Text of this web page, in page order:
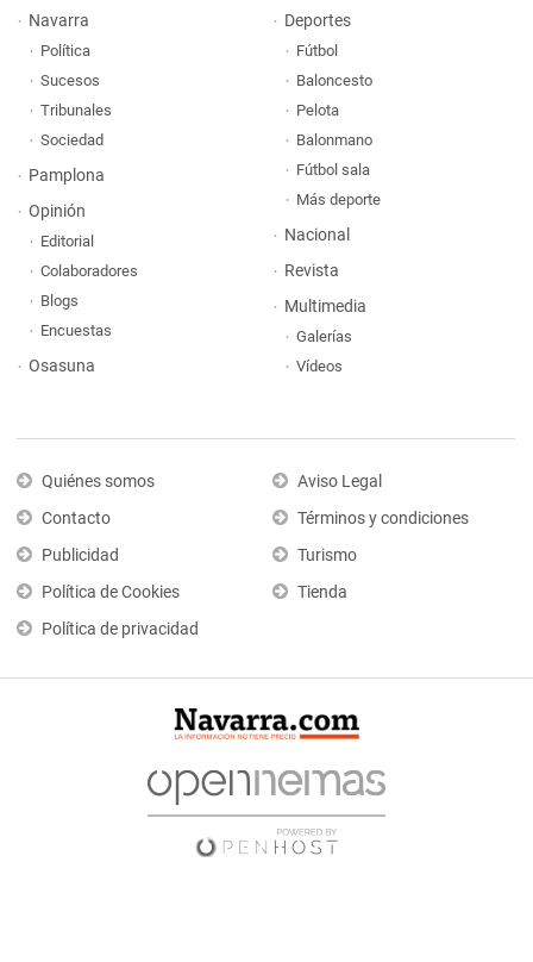
Navarra
Política
Sucesos
Tribunales
Sociedad
Pamplona
Opinión
Editorial
Colaboradores
Blogs
Encuestas
Osasuna
Deportes
Fútbol
Baloncesto
Pelota
Balonmano
Fútbol sala
Más deporte
Nacional
Revista
Multimedia
Galerías
Vídeos
Quiénes somos
Contacto
Publicidad
Política de Cookies
Política de privacidad
Aviso Legal
Términos y condiciones
Turismo
Tienda